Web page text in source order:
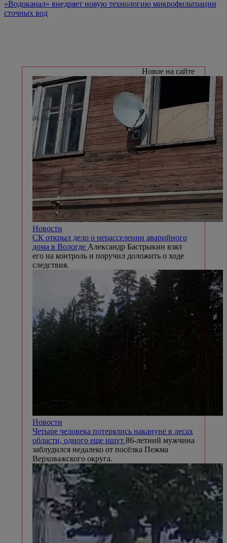
«Водоканал» внедряет новую технологию микрофильтрации
сточных вод
Новое на сайте
Новости
СК открыл дело о нерасселении аварийного
дома в Вологде Александр Бастрыкин взял
его на контроль и поручил доложить о ходе
следствия.
Новости
Четыре человека потерялись накануне в лесах
области, одного еще ищут 86-летний мужчина
заблудился недалеко от посёлка Пежма
Верховажского округа.